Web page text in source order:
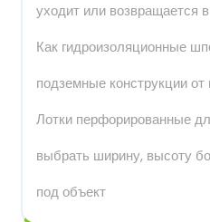
уходит или возвращается
Как гидроизоляционные
подземные конструкции от
Лотки перфорированные
выбрать ширину, высоту
под объект